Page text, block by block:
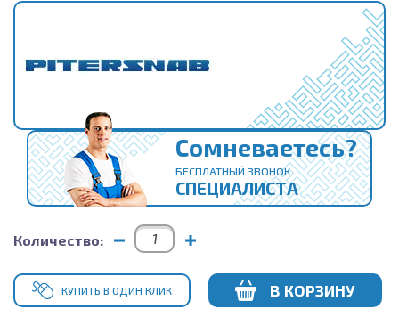
Сомневаетесь?
БЕСПЛАТНЫЙ ЗВОНОК
СПЕЦИАЛИСТА
Количество:
КУПИТЬ В ОДИН КЛИК В КОРЗИНУ